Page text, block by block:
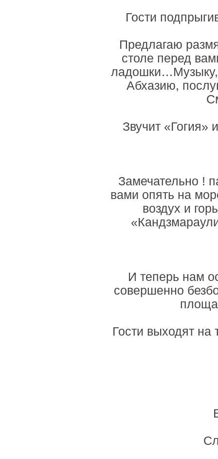
Гости
Предлагаю
столе перед
ладошки…Музыку,
Абхазию,
Звучит «Гогия»
Замечательно !
вами опять на
воздух и
И теперь нам
совершенно
Гости выходят